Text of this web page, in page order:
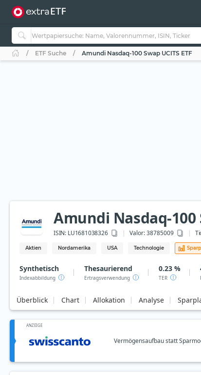
ETF Suche Amundi Nasdaq-100 Swap UCITS ETF
Amundi Nasdaq-100
ISIN: LU1681038326 Valor: 38785009
Aktien Nordamerika USA Technologie
Synthetisch
Indexabbildung
Thesaurierend
Ertragsverwendung
0.23 %
TER
Überblick Chart Allokation Analyse
ANZEIGE
Vermögensaufbau statt